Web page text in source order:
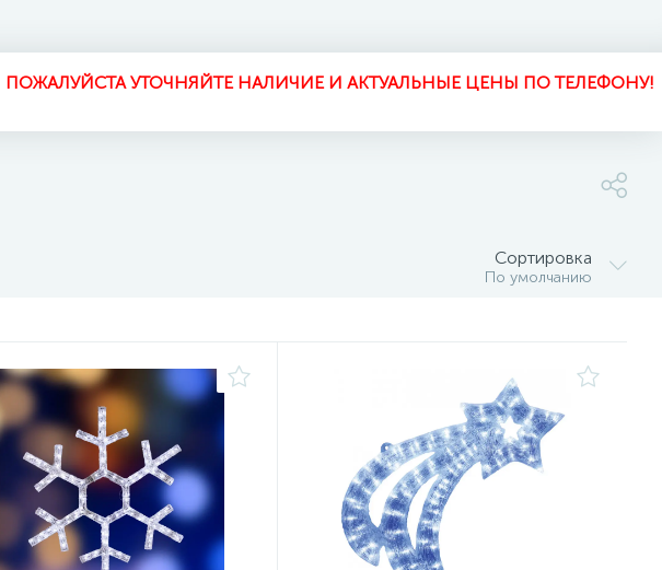
ПОЖАЛУЙСТА УТОЧНЯЙТЕ НАЛИЧИЕ И АКТУАЛЬНЫЕ ЦЕНЫ ПО ТЕЛЕФОНУ!
Сортировка
По умолчанию